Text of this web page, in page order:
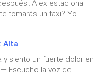
mi cuerpo no
estaciona
tomarás un taxi? Yo
perfecta para tener
y acaricia mi vientre.—
horas y no has
muy sobreprotector y ne
Alta
y siento un fuerte dolor en
Escucho la voz de